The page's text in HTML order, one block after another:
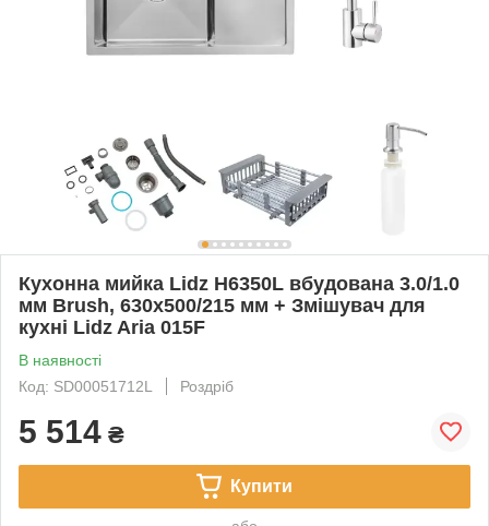
Кухонна мийка Lidz H6350L вбудована 3.0/1.0
мм Brush, 630х500/215 мм + Змішувач для
кухні Lidz Aria 015F
В наявності
Код: SD00051712L
Роздріб
5 514 ₴
Купити